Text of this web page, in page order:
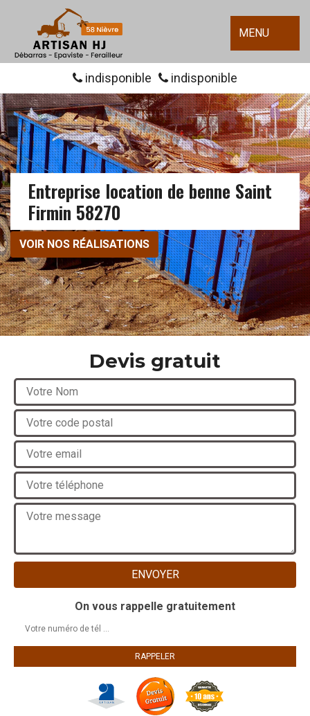
MENU
indisponible indisponible
Entreprise location de benne Saint
Firmin 58270
VOIR NOS RÉALISATIONS
Devis gratuit
On vous rappelle gratuitement